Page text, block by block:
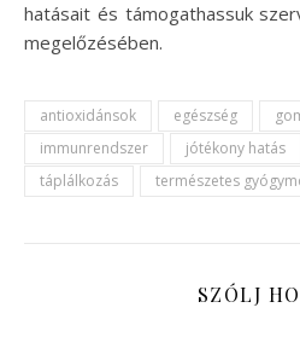
hatásait és támogathassuk
megelőzésében.
antioxidánsok egészség
immunrendszer
jótékony hatás
táplálkozás
természetes
SZÓLJ